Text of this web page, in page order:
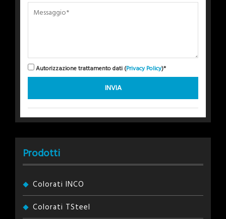
Autorizzazione trattamento dati (Privacy Policy)*
Prodotti
Colorati INCO
Colorati TSteel